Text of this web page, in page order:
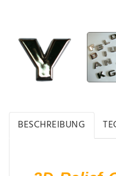
BESCHREIBUNG